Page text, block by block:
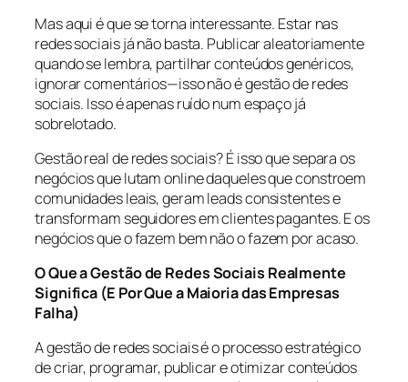
Mas aqui é que se torna interessante. Estar nas
redes sociais já não basta. Publicar aleatoriamente
quando se lembra, partilhar conteúdos genéricos,
ignorar comentários—isso não é gestão de redes
sociais. Isso é apenas ruído num espaço já
sobrelotado.
Gestão real de redes sociais? É isso que separa os
negócios que lutam online daqueles que constroem
comunidades leais, geram leads consistentes e
transformam seguidores em clientes pagantes. E os
negócios que o fazem bem não o fazem por acaso.
O Que a Gestão de Redes Sociais Realmente
Significa (E Por Que a Maioria das Empresas
Falha)
A gestão de redes sociais é o processo estratégico
de criar, programar, publicar e otimizar conteúdos